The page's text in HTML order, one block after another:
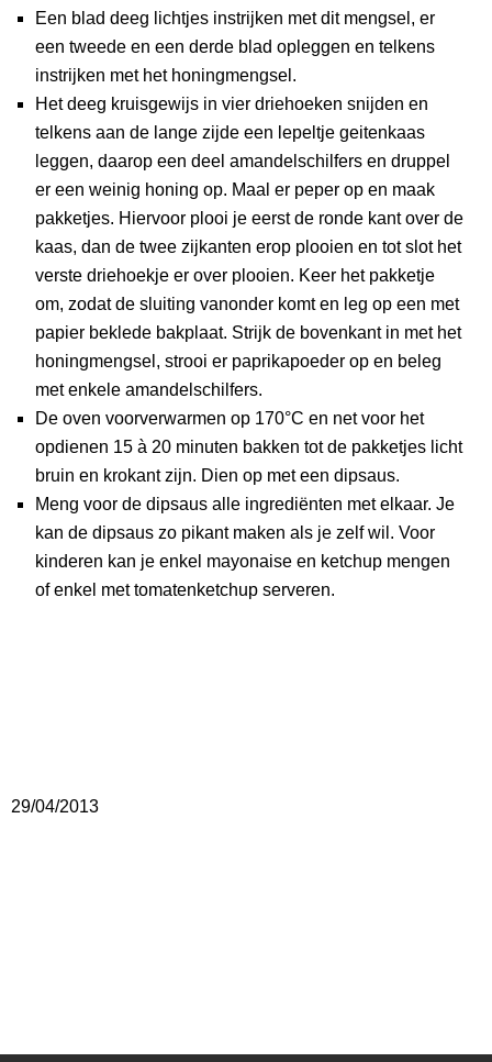
Een blad deeg lichtjes instrijken met dit mengsel, er
een tweede en een derde blad opleggen en telkens
instrijken met het honingmengsel.
Het deeg kruisgewijs in vier driehoeken snijden en
telkens aan de lange zijde een lepeltje geitenkaas
leggen, daarop een deel amandelschilfers en druppel
er een weinig honing op. Maal er peper op en maak
pakketjes. Hiervoor plooi je eerst de ronde kant over de
kaas, dan de twee zijkanten erop plooien en tot slot het
verste driehoekje er over plooien. Keer het pakketje
om, zodat de sluiting vanonder komt en leg op een met
papier beklede bakplaat. Strijk de bovenkant in met het
honingmengsel, strooi er paprikapoeder op en beleg
met enkele amandelschilfers.
De oven voorverwarmen op 170°C en net voor het
opdienen 15 à 20 minuten bakken tot de pakketjes licht
bruin en krokant zijn. Dien op met een dipsaus.
Meng voor de dipsaus alle ingrediënten met elkaar. Je
kan de dipsaus zo pikant maken als je zelf wil. Voor
kinderen kan je enkel mayonaise en ketchup mengen
of enkel met tomatenketchup serveren.
29/04/2013